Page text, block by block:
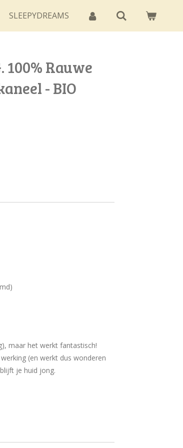
SLEEPYDREAMS
100% Rauwe
- BIO
maar het werkt fantastisch!
(en werkt dus wonderen
je huid jong.